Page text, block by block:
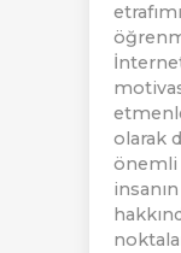
olarak
önemli